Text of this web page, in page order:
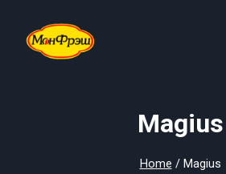
content
Magius
Home / Magius